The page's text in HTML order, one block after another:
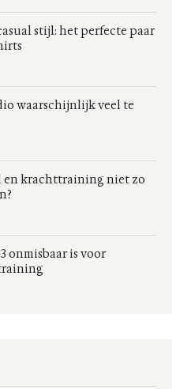
stijl: het perfecte paar
waarschijnlijk veel te
en krachttraining niet zo
onmisbaar is voor